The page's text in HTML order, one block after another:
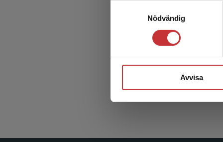
Nödvändig
Avvisa